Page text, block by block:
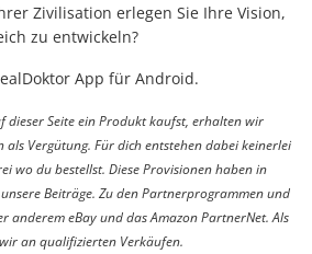
Zivilisation erlegen Sie Ihre Vision,
zu entwickeln?
App für Android.
dieser Seite ein Produkt kaufst, erhalten wir
Vergütung. Für dich entstehen dabei keinerlei
wo du bestellst. Diese Provisionen haben in
Beiträge. Zu den Partnerprogrammen und
anderem eBay und das Amazon PartnerNet. Als
an qualifizierten Verkäufen.